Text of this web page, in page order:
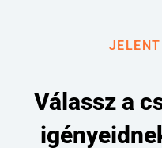
Válassz a